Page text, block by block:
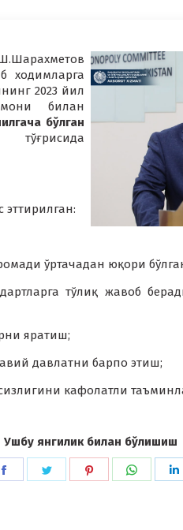
ходимларга
2023 йил
билан
бўлган
эттирилган:
ўртачадан юқори
тўлиқ жавоб
яратиш;
давлатни барпо этиш;
кафолатли
Ушбу янгилик билан бўлишиш
Share
Share
Share
Share